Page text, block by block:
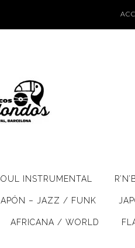
INSTRUMENTAL
– JAZZ / FUNK
AFRICANA / WORLD